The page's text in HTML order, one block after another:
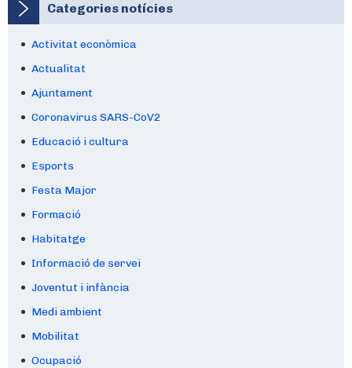
Categories notícies
Activitat econòmica
Actualitat
Ajuntament
Coronavirus SARS-CoV2
Educació i cultura
Esports
Festa Major
Formació
Habitatge
Informació de servei
Joventut i infància
Medi ambient
Mobilitat
Ocupació